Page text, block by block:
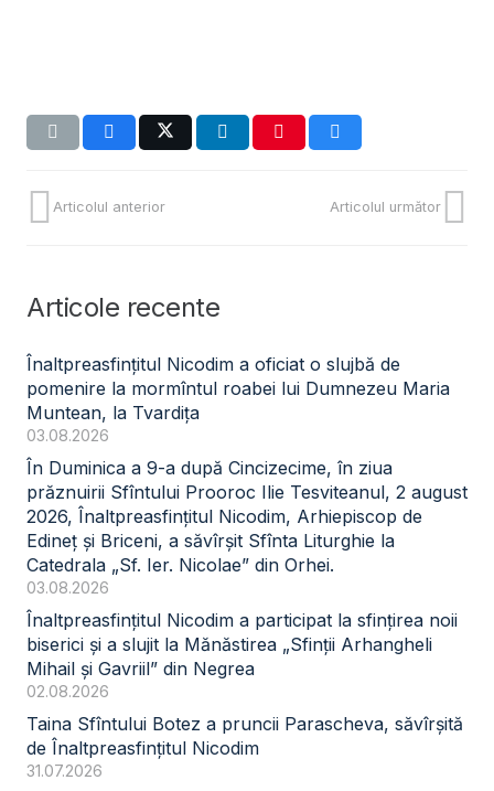
Articolul anterior Articolul următor
Articole recente
Înaltpreasfințitul Nicodim a oficiat o slujbă de
pomenire la mormîntul roabei lui Dumnezeu Maria
Muntean, la Tvardița
03.08.2026
În Duminica a 9-a după Cincizecime, în ziua
prăznuirii Sfîntului Prooroc Ilie Tesviteanul, 2 august
2026, Înaltpreasfințitul Nicodim, Arhiepiscop de
Edineț și Briceni, a săvîrșit Sfînta Liturghie la
Catedrala „Sf. Ier. Nicolae” din Orhei.
03.08.2026
Înaltpreasfințitul Nicodim a participat la sfințirea noii
biserici și a slujit la Mănăstirea „Sfinții Arhangheli
Mihail și Gavriil” din Negrea
02.08.2026
Taina Sfîntului Botez a pruncii Parascheva, săvîrșită
de Înaltpreasfințitul Nicodim
31.07.2026